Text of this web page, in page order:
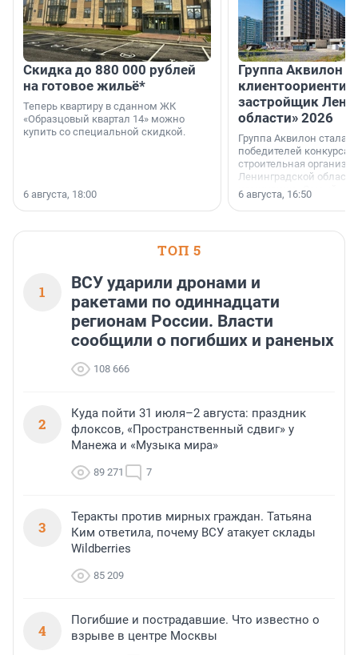
Скидка до 880 000 рублей
на готовое жильё*
Теперь квартиру в сданном ЖК
«Образцовый квартал 14» можно
купить со специальной скидкой.
6 августа, 18:00
Группа Аквилон
застройщик
области» 2026
Группа Аквилон стала
победителей конкурса
строительная
Ленинградской области
номинации «Самый
застройщик
области».
6 августа, 16:50
ТОП 5
1
ВСУ ударили дронами и
ракетами по одиннадцати
регионам России. Власти
сообщили о погибших и раненых
108 666
2
Куда пойти 31 июля–2 августа: праздник
флоксов, «Пространственный сдвиг» у
Манежа и «Музыка мира»
89 271 7
3
Теракты против мирных граждан. Татьяна
Ким ответила, почему ВСУ атакует склады
Wildberries
85 209
4
Погибшие и пострадавшие. Что известно о
взрыве в центре Москвы